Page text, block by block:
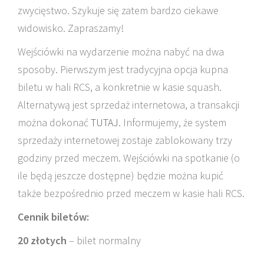
zwycięstwo. Szykuje się zatem bardzo ciekawe
widowisko. Zapraszamy!
Wejściówki na wydarzenie można nabyć na dwa
sposoby. Pierwszym jest tradycyjna opcja kupna
biletu w hali RCS, a konkretnie w kasie squash.
Alternatywą jest sprzedaż internetowa, a transakcji
można dokonać TUTAJ. Informujemy, że system
sprzedaży internetowej zostaje zablokowany trzy
godziny przed meczem. Wejściówki na spotkanie (o
ile będą jeszcze dostępne) będzie można kupić
także bezpośrednio przed meczem w kasie hali RCS.
Cennik biletów:
20 złotych – bilet normalny